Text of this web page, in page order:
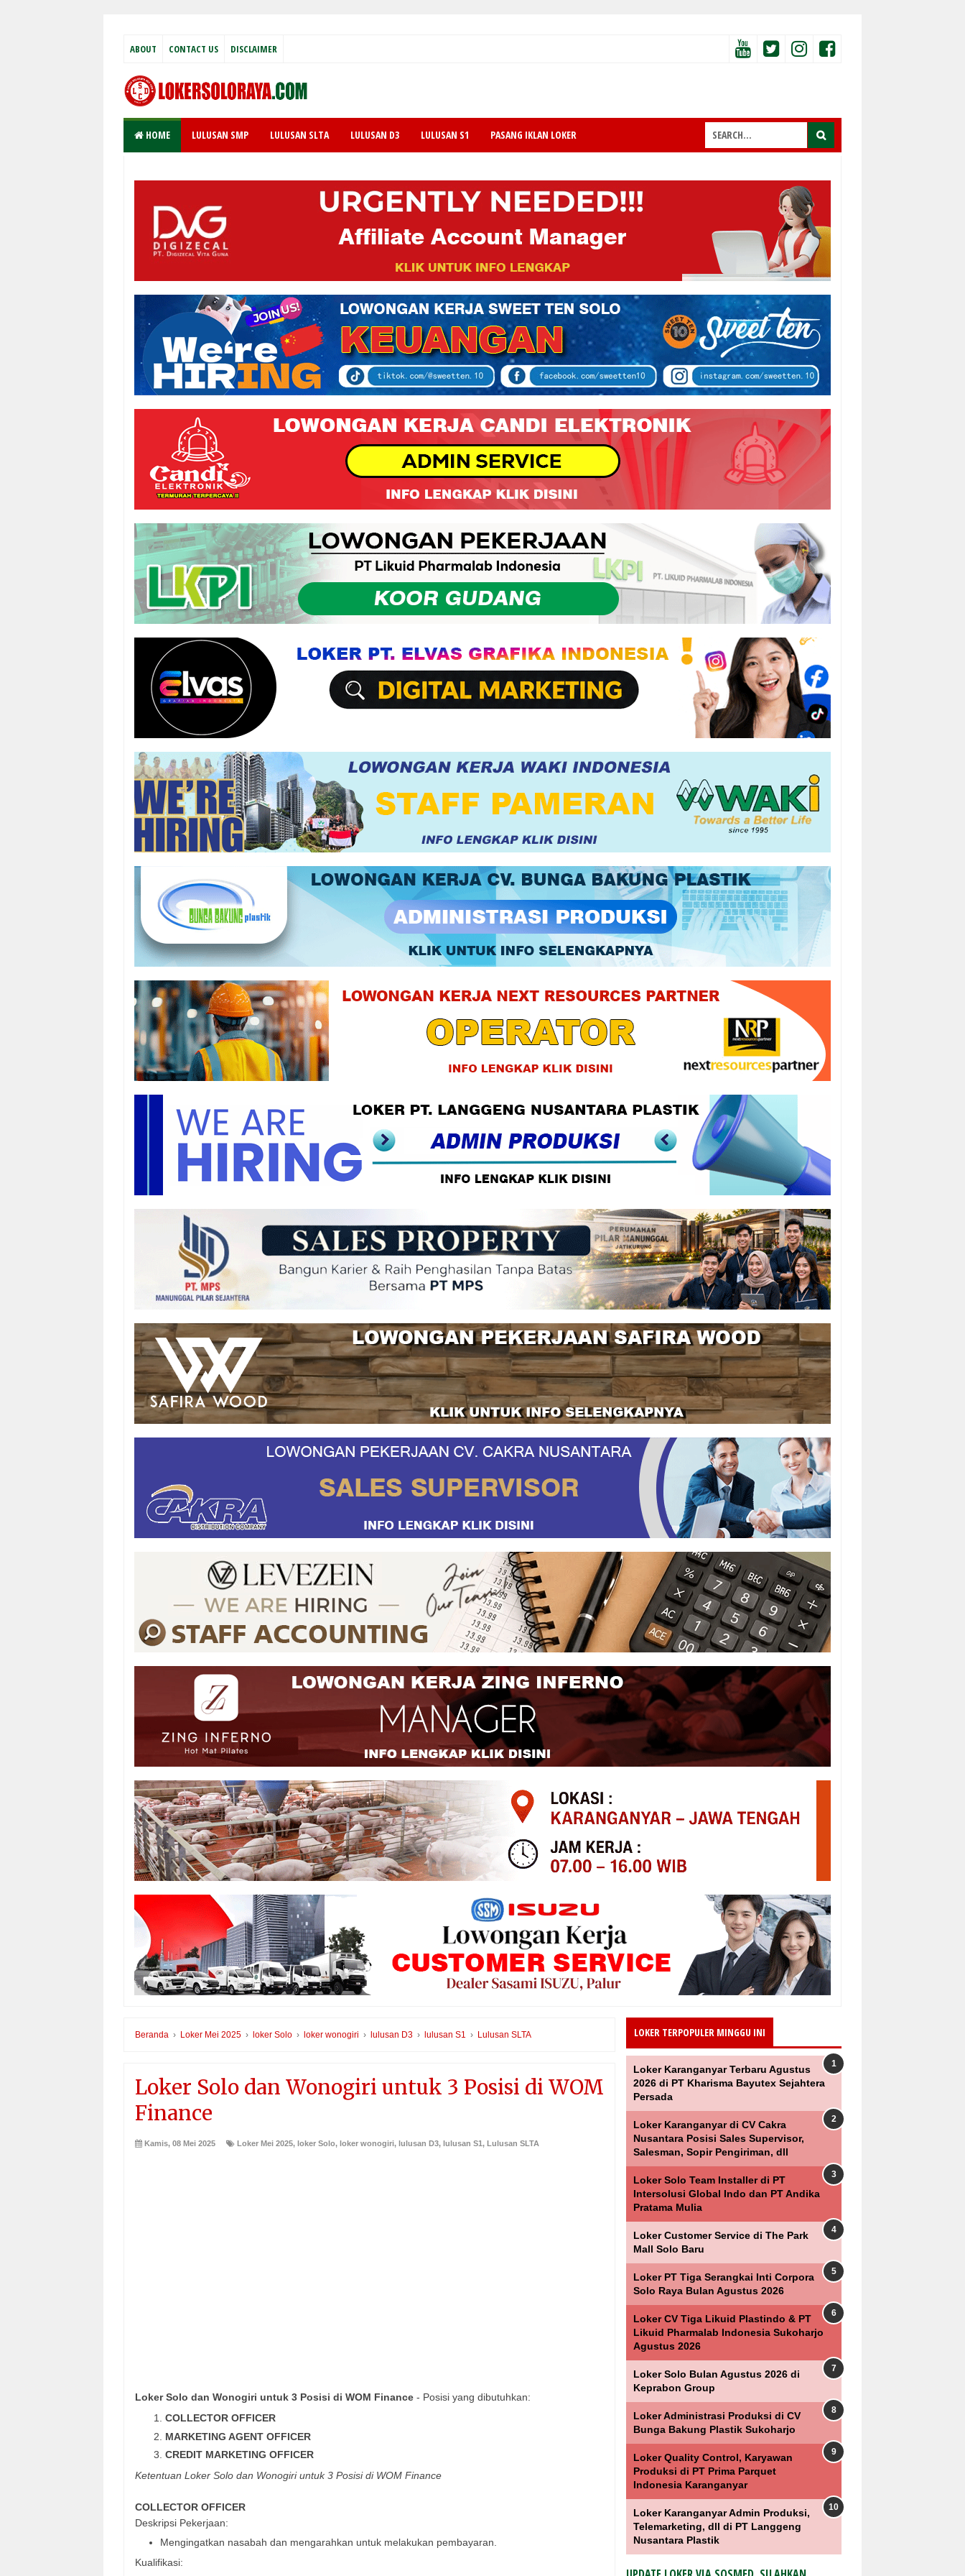
ABOUT CONTACT US DISCLAIMER
HOME LULUSAN SMP LULUSAN SLTA LULUSAN D3 LULUSAN S1 PASANG IKLAN LOKER
Beranda › Loker Mei 2025 › loker Solo › loker wonogiri › lulusan D3 › lulusan S1 › Lulusan SLTA
Loker Solo dan Wonogiri untuk 3 Posisi di WOM
Finance
Kamis, 08 Mei 2025 Loker Mei 2025, loker Solo, loker wonogiri, lulusan D3, lulusan S1, Lulusan SLTA
Loker Solo dan Wonogiri untuk 3 Posisi di WOM Finance - Posisi yang dibutuhkan:
COLLECTOR OFFICER
MARKETING AGENT OFFICER
CREDIT MARKETING OFFICER
Ketentuan Loker Solo dan Wonogiri untuk 3 Posisi di WOM Finance
COLLECTOR OFFICER
Deskripsi Pekerjaan:
Mengingatkan nasabah dan mengarahkan untuk melakukan pembayaran.
Kualifikasi:
LOKER TERPOPULER MINGGU INI
Loker Karanganyar Terbaru Agustus
2026 di PT Kharisma Bayutex Sejahtera
Persada
Loker Karanganyar di CV Cakra
Nusantara Posisi Sales Supervisor,
Salesman, Sopir Pengiriman, dll
Loker Solo Team Installer di PT
Intersolusi Global Indo dan PT Andika
Pratama Mulia
Loker Customer Service di The Park
Mall Solo Baru
Loker PT Tiga Serangkai Inti Corpora
Solo Raya Bulan Agustus 2026
Loker CV Tiga Likuid Plastindo & PT
Likuid Pharmalab Indonesia Sukoharjo
Agustus 2026
Loker Solo Bulan Agustus 2026 di
Keprabon Group
Loker Administrasi Produksi di CV
Bunga Bakung Plastik Sukoharjo
Loker Quality Control, Karyawan
Produksi di PT Prima Parquet
Indonesia Karanganyar
Loker Karanganyar Admin Produksi,
Telemarketing, dll di PT Langgeng
Nusantara Plastik